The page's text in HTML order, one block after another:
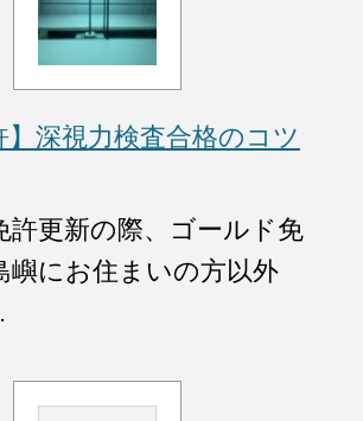
】深視力検査合格のコツ
許更新の際、ゴールド免
嶼にお住まいの方以外